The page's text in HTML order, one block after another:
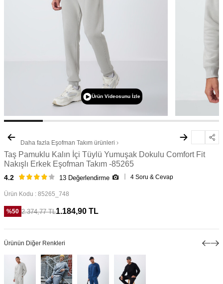
Ürün Videosunu İzle
Daha fazla Eşofman Takım ürünleri
Taş Pamuklu Kalın İçi Tüylü Yumuşak Dokulu Comfort Fit
Nakışlı Erkek Eşofman Takım -85265
4.2 13 Değerlendirme 4 Soru & Cevap
Ürün Kodu : 85265_748
%50 2.374,77TL1.184,90 TL
Ürünün Diğer Renkleri